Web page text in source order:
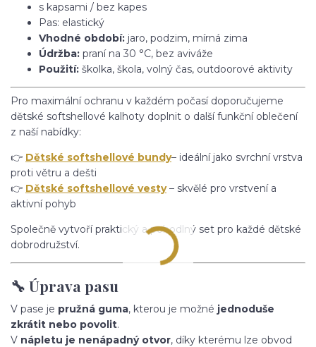
s kapsami / bez kapes
Pas: elastický
Vhodné období: jaro, podzim, mírná zima
Údržba: praní na 30 °C, bez aviváže
Použití: školka, škola, volný čas, outdoorové aktivity
Pro maximální ochranu v každém počasí doporučujeme
dětské softshellové kalhoty doplnit o další funkční oblečení
z naší nabídky:
👉 Dětské softshellové bundy– ideální jako svrchní vrstva
proti větru a dešti
👉 Dětské softshellové vesty– skvělé pro vrstvení a
aktivní pohyb
Společně vytvoří praktický a pohodlný set pro každé dětské
dobrodružství.
🔧 Úprava pasu
V pase je pružná guma, kterou je možné jednoduše
zkrátit nebo povolit.
V nápletu je nenápadný otvor, díky kterému lze obvod